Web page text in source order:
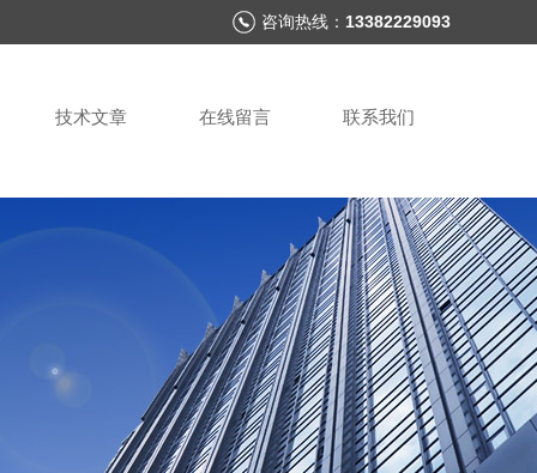
咨询热线： 13382229093
技术文章 在线留言 联系我们